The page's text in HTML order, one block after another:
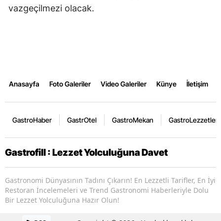
vazgeçilmezi olacak.
Anasayfa Foto Galeriler Video Galeriler Künye İletişim
GastroHaber GastrOtel GastroMekan GastroLezzetler
Gastrofill : Lezzet Yolculuğuna Davet
Gastronomi Dünyasının Tadını Çıkarın! En Lezzetli Tarifler, En İyi
Restoran İncelemeleri ve Trend Gastronomi Haberleriyle Dolu
Bir Lezzet Yolculuğuna Hazır Olun!